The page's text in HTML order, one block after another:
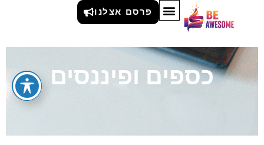
פרסם אצלנו
כספים ופיננסים